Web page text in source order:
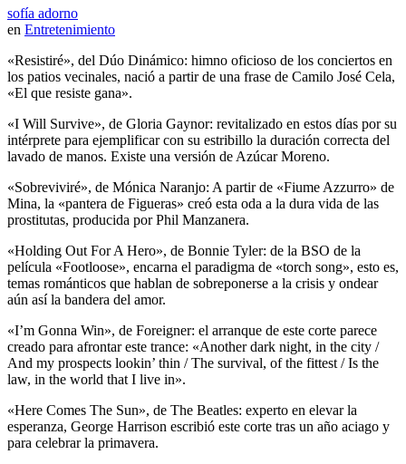
sofía adorno
en Entretenimiento
«Resistiré», del Dúo Dinámico: himno oficioso de los conciertos en
los patios vecinales, nació a partir de una frase de Camilo José Cela,
«El que resiste gana».
«I Will Survive», de Gloria Gaynor: revitalizado en estos días por su
intérprete para ejemplificar con su estribillo la duración correcta del
lavado de manos. Existe una versión de Azúcar Moreno.
«Sobreviviré», de Mónica Naranjo: A partir de «Fiume Azzurro» de
Mina, la «pantera de Figueras» creó esta oda a la dura vida de las
prostitutas, producida por Phil Manzanera.
«Holding Out For A Hero», de Bonnie Tyler: de la BSO de la
película «Footloose», encarna el paradigma de «torch song», esto es,
temas románticos que hablan de sobreponerse a la crisis y ondear
aún así la bandera del amor.
«I’m Gonna Win», de Foreigner: el arranque de este corte parece
creado para afrontar este trance: «Another dark night, in the city /
And my prospects lookin’ thin / The survival, of the fittest / Is the
law, in the world that I live in».
«Here Comes The Sun», de The Beatles: experto en elevar la
esperanza, George Harrison escribió este corte tras un año aciago y
para celebrar la primavera.